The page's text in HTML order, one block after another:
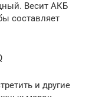
Весит АКБ
составляет
и другие